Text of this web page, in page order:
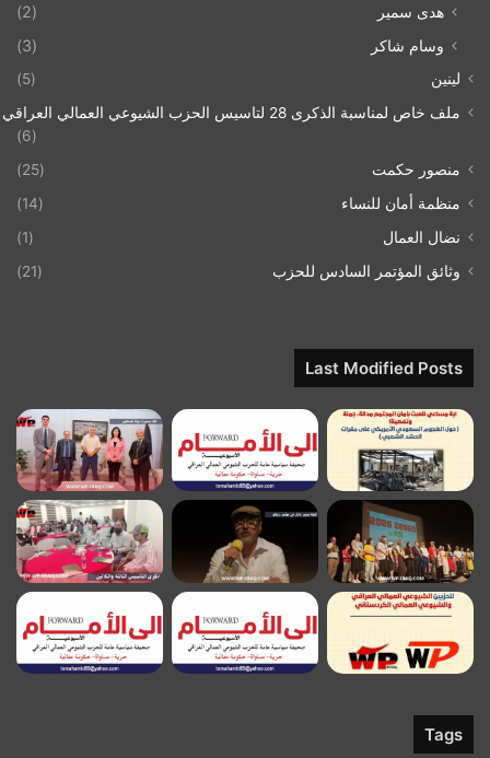
هدى سمير
(2)
وسام شاكر
(3)
لينين
(5)
ملف خاص لمناسبة الذكرى 28 لتاسيس الحزب الشيوعي العمالي العراقي 1993/07/21
(6)
منصور حكمت
(25)
منظمة أمان للنساء
(14)
نضال العمال
(1)
وثائق المؤتمر السادس للحزب
(21)
Last Modified Posts
Tags